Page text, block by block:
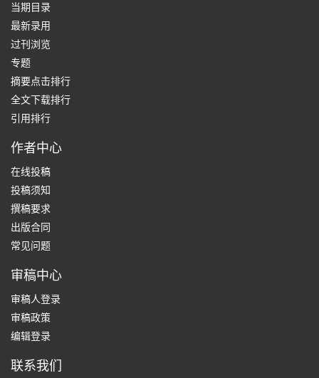
当期目录
最新录用
过刊浏览
专题
摘要点击排行
全文下载排行
引用排行
作者中心
在线投稿
投稿须知
撰稿要求
出版合同
常见问题
审稿中心
审稿人登录
审稿政策
编辑登录
联系我们